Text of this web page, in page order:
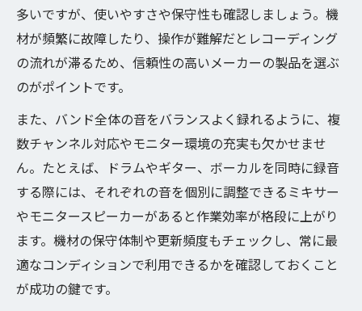
多いですが、使いやすさや保守性も確認しましょう。機
材が頻繁に故障したり、操作が難解だとレコーディング
の流れが滞るため、信頼性の高いメーカーの製品を選ぶ
のがポイントです。
また、バンド全体の音をバランスよく録れるように、複
数チャンネル対応やモニター環境の充実も欠かせませ
ん。たとえば、ドラムやギター、ボーカルを同時に録音
する際には、それぞれの音を個別に調整できるミキサー
やモニタースピーカーがあると作業効率が格段に上がり
ます。機材の保守体制や更新頻度もチェックし、常に最
適なコンディションで利用できるかを確認しておくこと
が成功の鍵です。